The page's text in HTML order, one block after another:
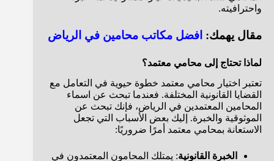
واحترافيته.
مقال يهمك: افضل مكاتب محامين في الرياض
لماذا تحتاج إلى محامي معتمد؟
تعتبر اختيار محامي معتمد خطوة حيوية في التعامل مع
القضايا القانونية المختلفة. فعندما تبحث عن اسماء
المحامين المعتمدين في الرياض، فإنك تبحث عن
الموثوقية والخبرة. إليك بعض الأسباب التي تجعل
الاستعانة بمحامي معتمد أمرًا ضروريًا:
الخبرة القانونية: يمتلك المحامون المعتمدون في